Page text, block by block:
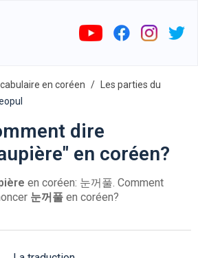
en coréen
Les parties du
dire
en coréen?
en coréen: 눈꺼풀. Comment
눈꺼풀 en coréen?